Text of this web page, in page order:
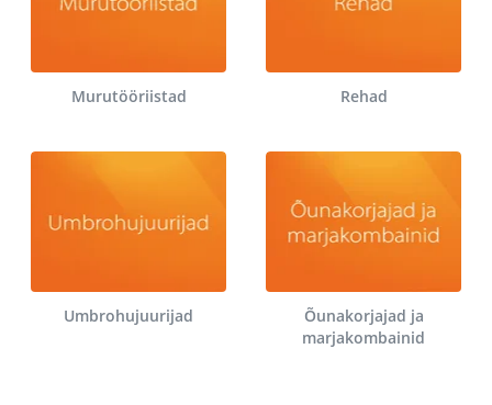
Murutööriistad Rehad
Umbrohujuurijad
Õunakorjajad ja
marjakombainid